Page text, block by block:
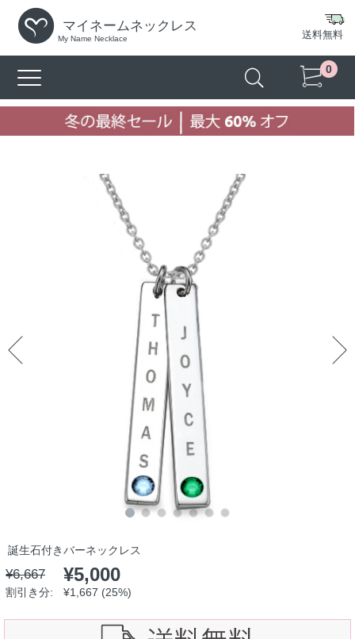
マイネームネックレス
My Name Necklace 送料無料
0
誕生石付きバーネックレス
¥6,667 ¥5,000
割引き分: ¥1,667 (25%)